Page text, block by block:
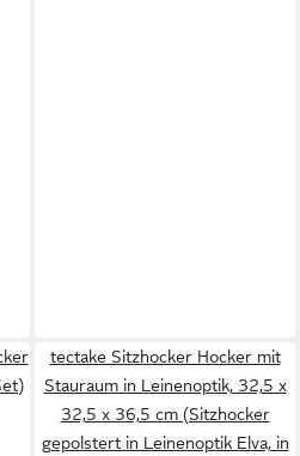
tectake Sitzhocker Hocker mit
Stauraum in Leinenoptik, 32,5 x
32,5 x 36,5 cm (Sitzhocker
gepolstert in Leinenoptik Elva, in